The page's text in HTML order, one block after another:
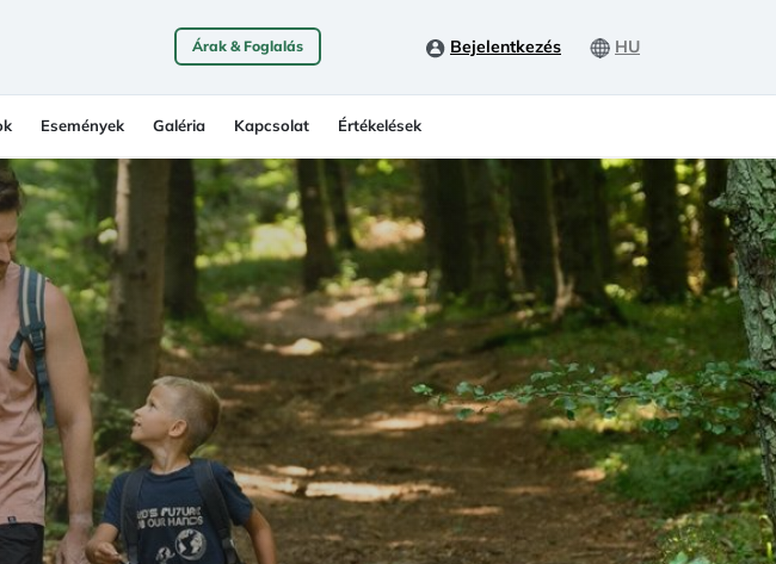
Árak & Foglalás Bejelentkezés HU
Események Galéria Kapcsolat Értékelések